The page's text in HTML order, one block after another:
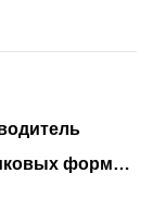
форм